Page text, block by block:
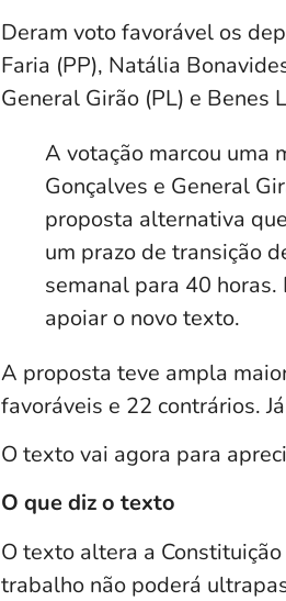
Deram voto favorável os
Faria (PP), Natália
General Girão (PL) e Benes
A votação marcou uma
Gonçalves e General
proposta alternativa
um prazo de transição
semanal para 40
apoiar o novo texto.
A proposta teve ampla
favoráveis e 22 contrários.
O texto vai agora para
O que diz o texto
O texto altera a
trabalho não poderá